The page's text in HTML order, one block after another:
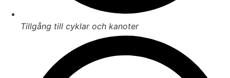
Tillgång till cyklar och kanoter